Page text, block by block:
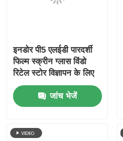
इनडोर पी5 एलईडी पारदर्शी
फिल्म स्क्रीन ग्लास विंडो
रिटेल स्टोर विज्ञापन के लिए
उच्च परिभाषा चिपकने वाला
डिस्प्ले
जांच भेजें